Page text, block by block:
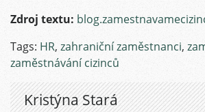
Zdroj textu:
Tags: HR, zahraniční zaměstnanci,
zaměstnávání cizinců
Kristýna Stará